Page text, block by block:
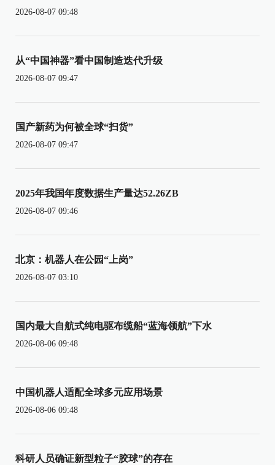
2026-08-07 09:48
从“中国神器”看中国制造迭代升级
2026-08-07 09:47
国产新药为何被全球“扫货”
2026-08-07 09:47
2025年我国年度数据生产量达52.26ZB
2026-08-07 09:46
北京：机器人在公园“上岗”
2026-08-07 03:10
国内最大自航式纯电驱布缆船“蓝海领航”下水
2026-08-06 09:48
中国机器人适配全球多元应用场景
2026-08-06 09:48
科研人员确证新型粒子“胶球”的存在